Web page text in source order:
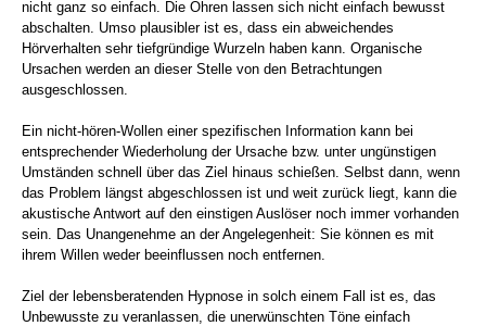
nicht ganz so einfach. Die Ohren lassen sich nicht einfach bewusst
abschalten. Umso plausibler ist es, dass ein abweichendes
Hörverhalten sehr tiefgründige Wurzeln haben kann. Organische
Ursachen werden an dieser Stelle von den Betrachtungen
ausgeschlossen.
Ein nicht-hören-Wollen einer spezifischen Information kann bei
entsprechender Wiederholung der Ursache bzw. unter ungünstigen
Umständen schnell über das Ziel hinaus schießen. Selbst dann, wenn
das Problem längst abgeschlossen ist und weit zurück liegt, kann die
akustische Antwort auf den einstigen Auslöser noch immer vorhanden
sein. Das Unangenehme an der Angelegenheit: Sie können es mit
ihrem Willen weder beeinflussen noch entfernen.
Ziel der lebensberatenden Hypnose in solch einem Fall ist es, das
Unbewusste zu veranlassen, die unerwünschten Töne einfach